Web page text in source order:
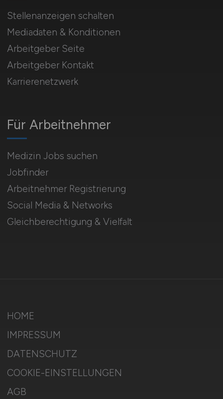
Für Arbeitnehmer
Medizin Jobs suchen
Jobfinder
Arbeitnehmer Registrierung
Social Media & Networks
Gleichberechtigung & Vielfalt
Stellenanzeigen schalten
Mediadaten & Konditionen
Arbeitgeber Seite
Arbeitgeber Kontakt
Karrierenetzwerk
HOME
IMPRESSUM
DATENSCHUTZ
COOKIE-EINSTELLUNGEN
AGB